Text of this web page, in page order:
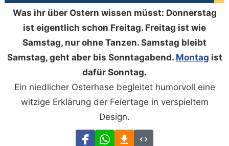
Was ihr über Ostern wissen müsst: Donnerstag
ist eigentlich schon Freitag. Freitag ist wie
Samstag, nur ohne Tanzen. Samstag bleibt
Samstag, geht aber bis Sonntagabend. Montag ist
dafür Sonntag.
Ein niedlicher Osterhase begleitet humorvoll eine
witzige Erklärung der Feiertage in verspieltem
Design.